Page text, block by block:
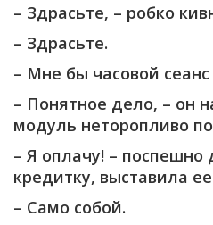
– Здрасьте, – робко
– Здрасьте.
– Мне бы часовой сеанс
– Понятное дело, – он
модуль неторопливо
– Я оплачу! – поспешно
кредитку, выставила
– Само собой.